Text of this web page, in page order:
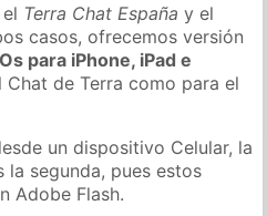
Terra Chat España y el
casos, ofrecemos versión
para iPhone, iPad e
Chat de Terra como para el
un dispositivo Celular, la
segunda, pues estos
Adobe Flash.